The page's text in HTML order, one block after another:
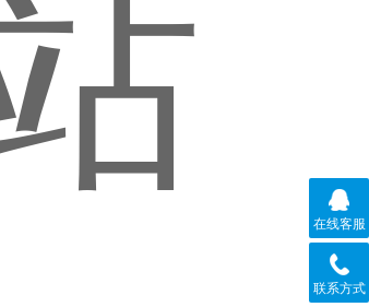
在线客服
联系方式